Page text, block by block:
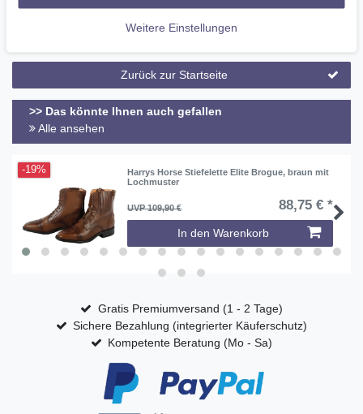
maschinenwaschbar bei 30 °C
Zurück zur Startseite
>> Das könnte Ihnen auch gefallen
Alle ansehen
-19%
Harrys Horse Stiefelette Elite Brogue, braun mit
Lochmuster
UVP 109,90 € 88,75 € *
In den Warenkorb
Gratis Premiumversand (1 - 2 Tage)
Sichere Bezahlung (integrierter Käuferschutz)
Kompetente Beratung (Mo - Sa)
Weitere Einstellungen